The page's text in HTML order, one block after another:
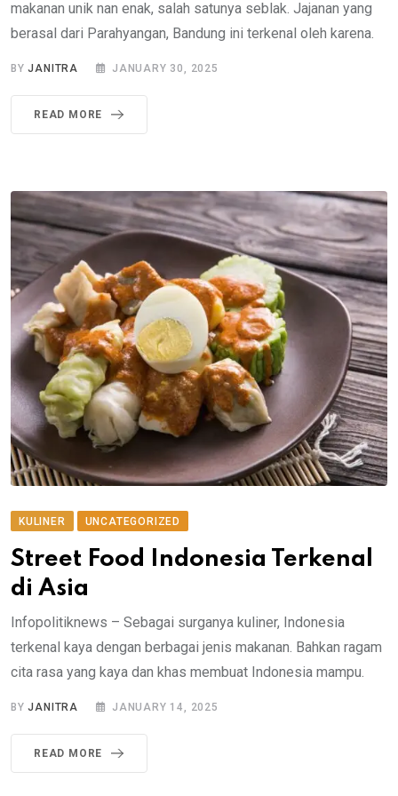
makanan unik nan enak, salah satunya seblak. Jajanan yang
berasal dari Parahyangan, Bandung ini terkenal oleh karena.
BYJANITRA JANUARY 30, 2025
READ MORE
KULINER UNCATEGORIZED
Street Food Indonesia Terkenal
di Asia
Infopolitiknews – Sebagai surganya kuliner, Indonesia
terkenal kaya dengan berbagai jenis makanan. Bahkan ragam
cita rasa yang kaya dan khas membuat Indonesia mampu.
BYJANITRA JANUARY 14, 2025
READ MORE